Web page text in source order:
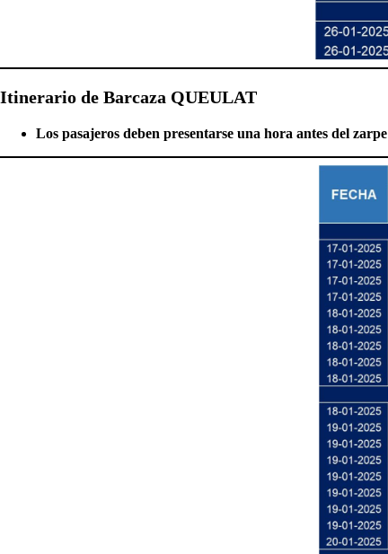
Itinerario de Barcaza QUEULAT
Los pasajeros deben presentarse una hora antes del zarpe